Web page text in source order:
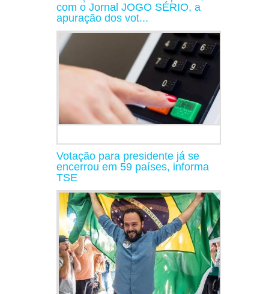
com o Jornal JOGO SÉRIO, a
apuração dos vot...
Votação para presidente já se
encerrou em 59 países, informa
TSE